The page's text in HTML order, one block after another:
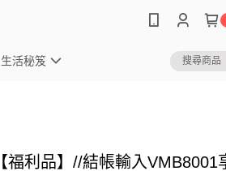
生活秘笈
【福利品】//結帳輸入VMB8001